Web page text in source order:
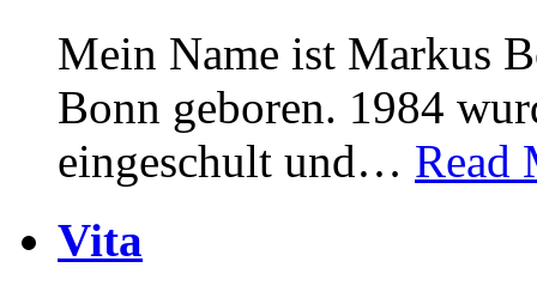
Mein Name ist Markus
Bonn geboren. 1984
eingeschult und… Read
Vita